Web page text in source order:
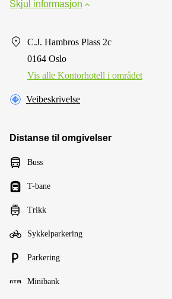
Skjul informasjon
C.J. Hambros Plass 2c
0164 Oslo
Vis alle Kontorhotell i området
Veibeskrivelse
Distanse til omgivelser
Buss
T-bane
Trikk
Sykkelparkering
Parkering
Minibank